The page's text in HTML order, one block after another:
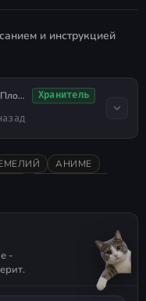
и инструкцией
Плохо СпалХранитель
АНИМЕ
-